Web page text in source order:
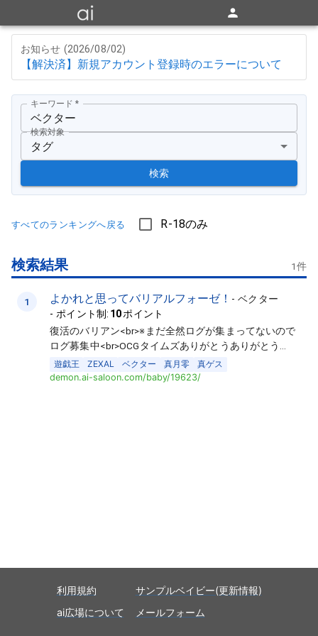
お知らせ (2026/08/02)
【解決済】新規アカウント登録時のエラーについて
キーワード *
検索対象
タグ
検索
すべてのランキングへ戻る R-18のみ
検索結果 1件
1 よかれと思ってバリアルフォーゼ！ -ベクター
-ポイント制: 10ポイント
復活のバリアン<br>※まだ全然ログが集まってないので
ログ募集中<br>OCGタイムズありがとうありがとう…
遊戯王 ZEXAL ベクター 真月零
真ゲス
demon.ai-saloon.com/baby/19623/
利用規約
ai広場について
サンプルベイビー(更新情報)
メールフォーム